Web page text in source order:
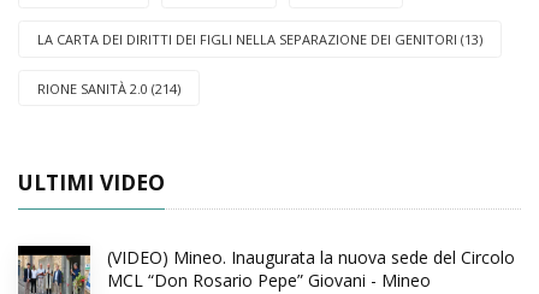
LA CARTA DEI DIRITTI DEI FIGLI NELLA SEPARAZIONE DEI GENITORI (13)
RIONE SANITÀ 2.0 (214)
ULTIMI VIDEO
(VIDEO) Mineo. Inaugurata la nuova sede del Circolo
MCL “Don Rosario Pepe” Giovani - Mineo